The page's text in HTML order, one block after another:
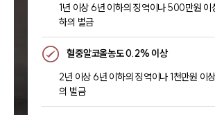
1년 이상 6년 이하의 징역이나 500만원 이
하의 벌금
혈중알코올농도 0.2% 이상
2년 이상 6년 이하의 징역이나 1천만원 이
의 벌금